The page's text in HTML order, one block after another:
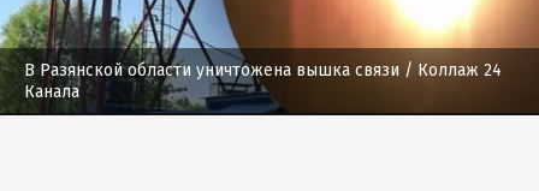
В Разянской области уничтожена вышка связи / Коллаж 24
Канала